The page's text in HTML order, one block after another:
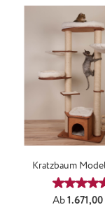
Kratzbaum
Regulärer
Ab